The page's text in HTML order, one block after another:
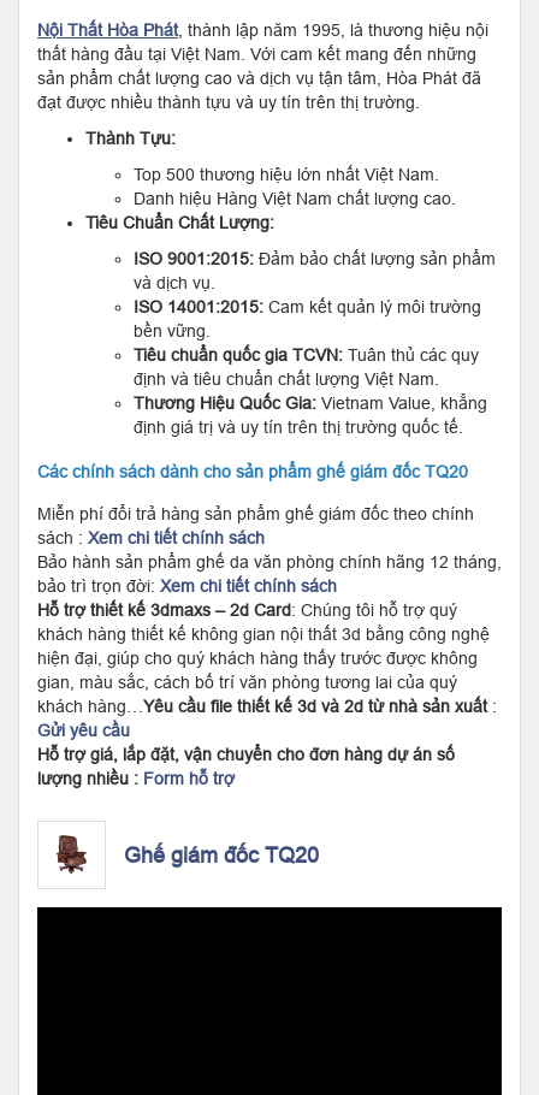
Nội Thất Hòa Phát, thành lập năm 1995, là thương hiệu nội
thất hàng đầu tại Việt Nam. Với cam kết mang đến những
sản phẩm chất lượng cao và dịch vụ tận tâm, Hòa Phát đã
đạt được nhiều thành tựu và uy tín trên thị trường.
Thành Tựu:
Top 500 thương hiệu lớn nhất Việt Nam.
Danh hiệu Hàng Việt Nam chất lượng cao.
Tiêu Chuẩn Chất Lượng:
ISO 9001:2015: Đảm bảo chất lượng sản phẩm
và dịch vụ.
ISO 14001:2015: Cam kết quản lý môi trường
bền vững.
Tiêu chuẩn quốc gia TCVN: Tuân thủ các quy
định và tiêu chuẩn chất lượng Việt Nam.
Thương Hiệu Quốc Gia: Vietnam Value, khẳng
định giá trị và uy tín trên thị trường quốc tế.
Các chính sách dành cho sản phẩm ghế giám đốc TQ20
Miễn phí đổi trả hàng sản phẩm ghế giám đốc theo chính
sách : Xem chi tiết chính sách
Bảo hành sản phẩm ghế da văn phòng chính hãng 12 tháng,
bảo trì trọn đời: Xem chi tiết chính sách
Hỗ trợ thiết kế 3dmaxs – 2d Card: Chúng tôi hỗ trợ quý
khách hàng thiết kế không gian nội thất 3d bằng công nghệ
hiện đại, giúp cho quý khách hàng thấy trước được không
gian, màu sắc, cách bố trí văn phòng tương lai của quý
khách hàng…Yêu cầu file thiết kế 3d và 2d từ nhà sản xuất:
Gửi yêu cầu
Hỗ trợ giá, lắp đặt, vận chuyển cho đơn hàng dự án số
lượng nhiều : Form hỗ trợ
Ghế giám đốc TQ20